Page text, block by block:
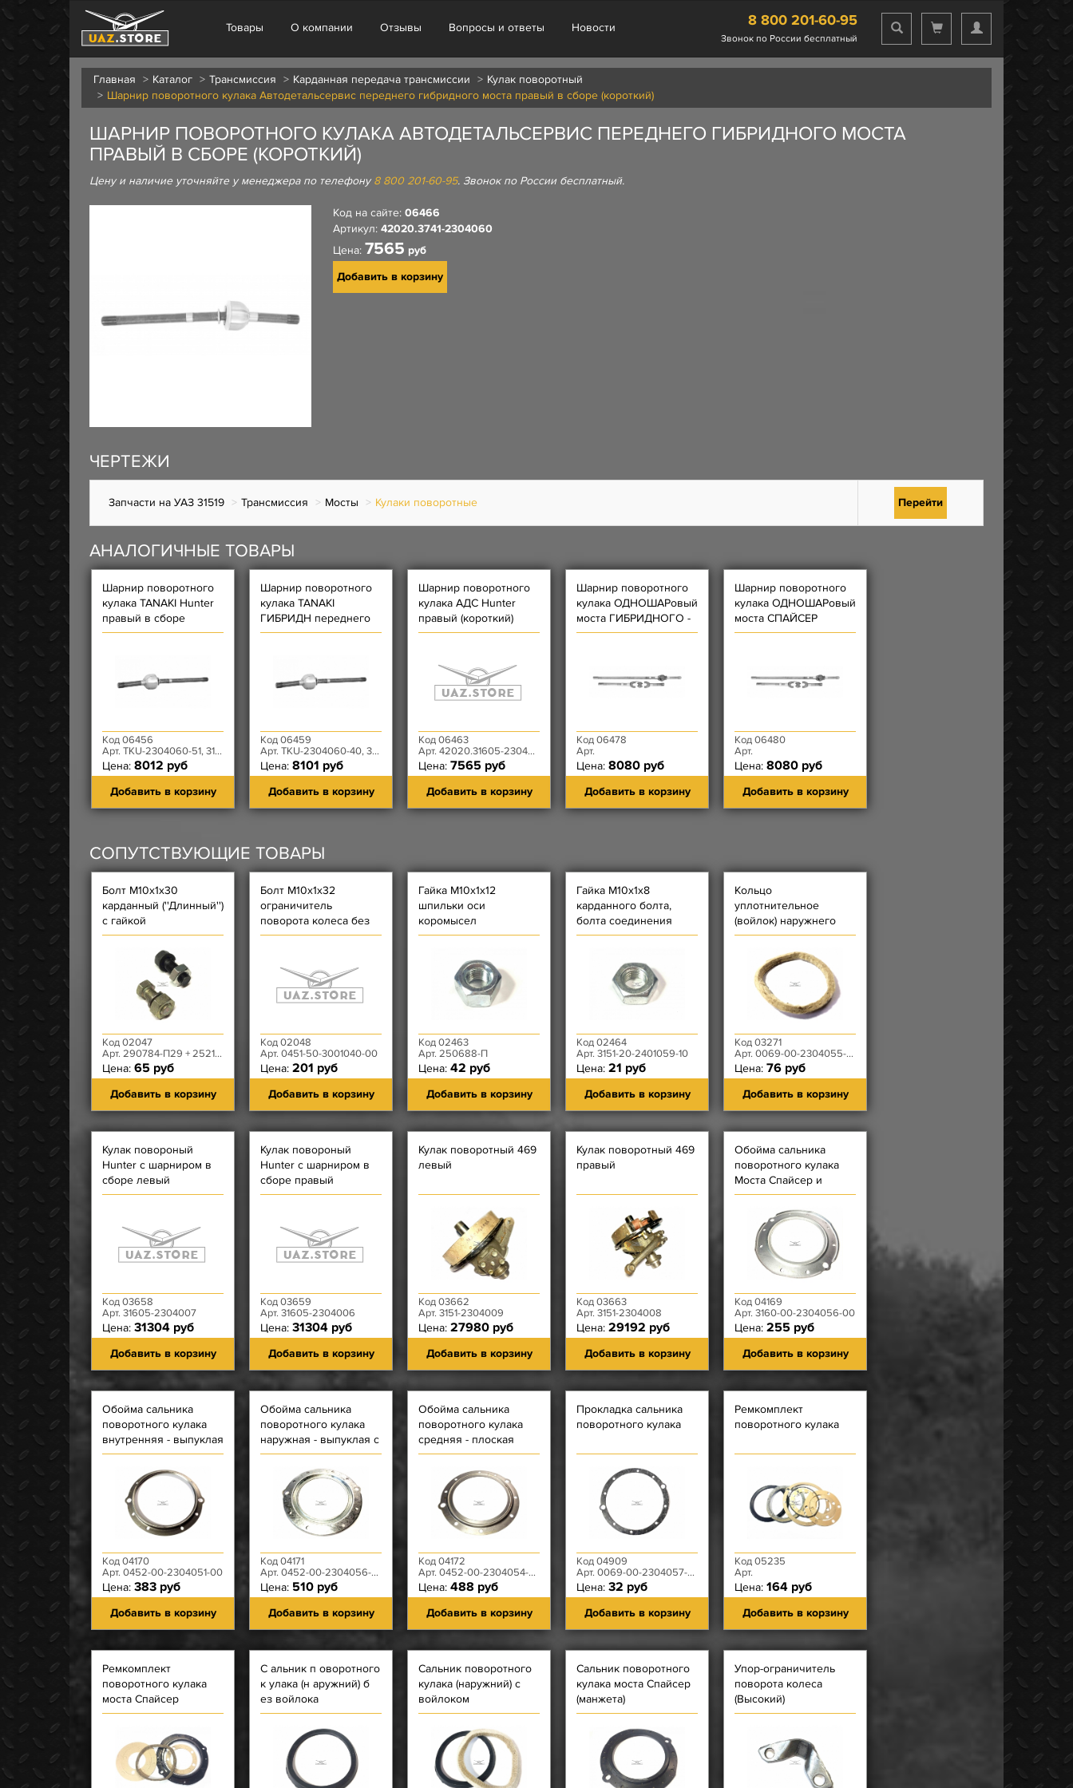
Товары О компании Отзывы Вопросы и ответы Новости 8 800 201-60-95
Звонок по России бесплатный
Главная Каталог Трансмиссия Карданная передача трансмиссии
Кулак поворотный
Шарнир поворотного кулака Автодетальсервис переднего гибридного моста правый в сборе (короткий)
ШАРНИР ПОВОРОТНОГО КУЛАКА АВТОДЕТАЛЬСЕРВИС ПЕРЕДНЕГО ГИБРИДНОГО МОСТА
ПРАВЫЙ В СБОРЕ (КОРОТКИЙ)
Цену и наличие уточняйте у менеджера по телефону8 800 201-60-95. Звонок по России бесплатный.
Код на сайте: 06466
Артикул: 42020.3741-2304060
Цена: 7565 руб
Добавить в корзину
ЧЕРТЕЖИ
Запчасти на УАЗ 31519 Трансмиссия Мосты Кулаки поворотные Перейти
АНАЛОГИЧНЫЕ ТОВАРЫ
Шарнир поворотного
кулака TANAKI Hunter
правый в сборе
(короткий)
Код 06456
Арт. TKU-2304060-51, 3160-50-2304060-395
Цена: 8012 руб
Добавить в корзину
Шарнир поворотного
кулака TANAKI
ГИБРИДН переднего
моста правый в сборе
Код 06459
Арт. TKU-2304060-40, 3741-00-2304060-395
Цена: 8101 руб
Добавить в корзину
Шарнир поворотного
кулака АДС Hunter
правый (короткий)
Код 06463
Арт. 42020.31605-2304060
Цена: 7565 руб
Добавить в корзину
Шарнир поворотного
кулака ОДНОШАРовый
моста ГИБРИДНОГО -
(левый 31605 + правый
Код 06478
Арт.
Цена: 8080 руб
Добавить в корзину
Шарнир поворотного
кулака ОДНОШАРовый
моста СПАЙСЕР
HUNTER - (левый
Код 06480
Арт.
Цена: 8080 руб
Добавить в корзину
СОПУТСТВУЮЩИЕ ТОВАРЫ
Болт М10х1х30
карданный (''Длинный'')
с гайкой
Код 02047
Арт. 290784-П29 + 252156-П2 + 3151-20-2401059-10
Цена: 65 руб
Добавить в корзину
Болт М10х1х32
ограничитель
поворота колеса без
гайки
Код 02048
Арт. 0451-50-3001040-00
Цена: 201 руб
Добавить в корзину
Гайка М10х1х12
шпильки оси
коромысел
Код 02463
Арт. 250688-П
Цена: 42 руб
Добавить в корзину
Гайка М10х1х8
карданного болта,
болта соединения
моста
Код 02464
Арт. 3151-20-2401059-10
Цена: 21 руб
Добавить в корзину
Кольцо
уплотнительное
(войлок) наружнего
сальника поворотного
Код 03271
Арт. 0069-00-2304055-00
Цена: 76 руб
Добавить в корзину
Кулак повороный
Hunter с шарниром в
сборе левый
Код 03658
Арт. 31605-2304007
Цена: 31304 руб
Добавить в корзину
Кулак повороный
Hunter с шарниром в
сборе правый
Код 03659
Арт. 31605-2304006
Цена: 31304 руб
Добавить в корзину
Кулак поворотный 469
левый
Код 03662
Арт. 3151-2304009
Цена: 27980 руб
Добавить в корзину
Кулак поворотный 469
правый
Код 03663
Арт. 3151-2304008
Цена: 29192 руб
Добавить в корзину
Обойма сальника
поворотного кулака
Моста Спайсер и
Гибридного моста
(манжеты)
Код 04169
Арт. 3160-00-2304056-00
Цена: 255 руб
Добавить в корзину
Обойма сальника
поворотного кулака
внутренняя - выпуклая
без отбортовки
Код 04170
Арт. 0452-00-2304051-00
Цена: 383 руб
Добавить в корзину
Обойма сальника
поворотного кулака
наружная - выпуклая с
отбортовкой
Код 04171
Арт. 0452-00-2304056-02
Цена: 510 руб
Добавить в корзину
Обойма сальника
поворотного кулака
средняя - плоская
(кольцо-перегородка)
Код 04172
Арт. 0452-00-2304054-00
Цена: 488 руб
Добавить в корзину
Прокладка сальника
поворотного кулака
Код 04909
Арт. 0069-00-2304057-00
Цена: 32 руб
Добавить в корзину
Ремкомплект
поворотного кулака
Код 05235
Арт.
Цена: 164 руб
Добавить в корзину
Ремкомплект
поворотного кулака
моста Спайсер
С альник п оворотного
к улака (н аружний) б
ез войлока
Сальник поворотного
кулака (наружний) с
войлоком
Сальник поворотного
кулака моста Спайсер
(манжета)
Упор-ограничитель
поворота колеса
(Высокий)